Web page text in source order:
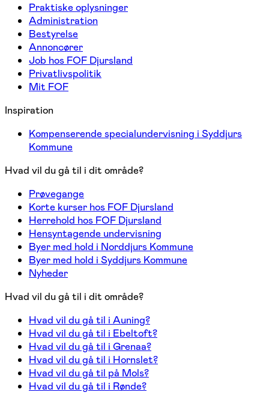
Praktiske oplysninger
Administration
Bestyrelse
Annoncører
Job hos FOF Djursland
Privatlivspolitik
Mit FOF
Inspiration
Kompenserende specialundervisning i Syddjurs
Kommune
Hvad vil du gå til i dit område?
Prøvegange
Korte kurser hos FOF Djursland
Herrehold hos FOF Djursland
Hensyntagende undervisning
Byer med hold i Norddjurs Kommune
Byer med hold i Syddjurs Kommune
Nyheder
Hvad vil du gå til i dit område?
Hvad vil du gå til i Auning?
Hvad vil du gå til i Ebeltoft?
Hvad vil du gå til i Grenaa?
Hvad vil du gå til i Hornslet?
Hvad vil du gå til på Mols?
Hvad vil du gå til i Rønde?